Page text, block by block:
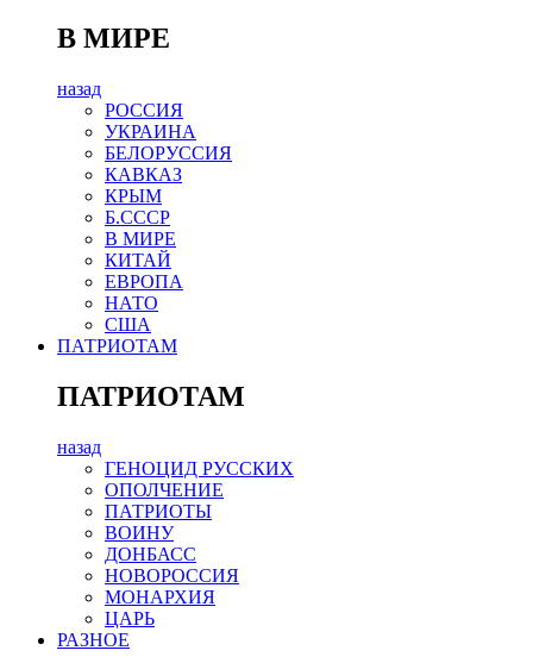
В МИРЕ
назад
РОСCИЯ
УКРАИНА
БЕЛОРУССИЯ
КАВКАЗ
КРЫМ
Б.СССР
В МИРЕ
КИТАЙ
ЕВРОПА
НАТО
США
ПАТРИОТАМ
ПАТРИОТАМ
назад
ГЕНОЦИД РУССКИХ
ОПОЛЧЕНИЕ
ПАТРИОТЫ
ВОИНУ
ДОНБАСС
НОВОРОССИЯ
МОНАРХИЯ
ЦАРЬ
РАЗНОЕ